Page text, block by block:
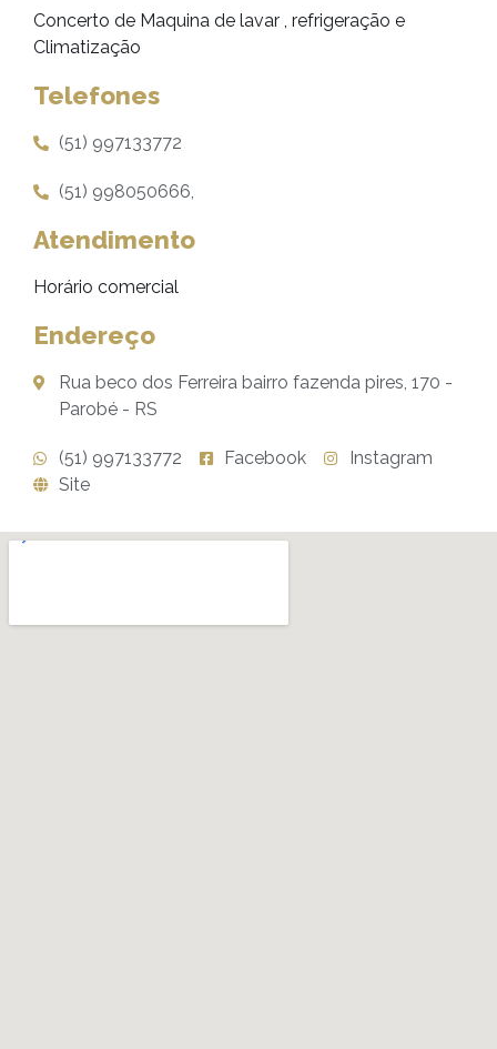
Concerto de Maquina de lavar , refrigeração e
Climatização
Telefones
(51) 997133772
(51) 998050666,
Atendimento
Horário comercial
Endereço
Rua beco dos Ferreira bairro fazenda pires, 170 -
Parobé - RS
(51) 997133772 Facebook
Instagram
Site